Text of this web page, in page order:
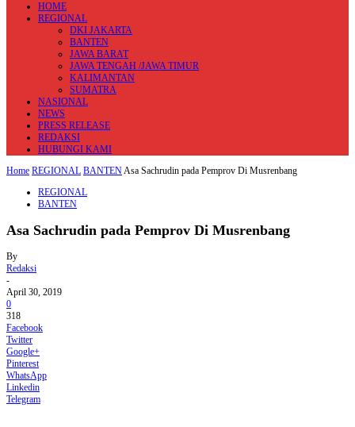
HOME
REGIONAL
DKI JAKARTA
BANTEN
JAWA BARAT
JAWA TENGAH /JAWA TIMUR
KALIMANTAN
SUMATRA
NASIONAL
NEWS
PRESS RELEASE
REDAKSI
HUBUNGI KAMI
Home REGIONAL BANTENAsa Sachrudin pada Pemprov Di Musrenbang
REGIONAL
BANTEN
Asa Sachrudin pada Pemprov Di Musrenbang
By
Redaksi
-
April 30, 2019
0
318
Facebook
Twitter
Google+
Pinterest
WhatsApp
Linkedin
Telegram